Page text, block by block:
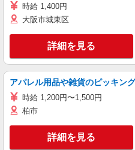
時給 1,400円
大阪市城東区
詳細を見る
アパレル用品や雑貨のピッキン
時給 1,200円〜1,500円
柏市
詳細を見る